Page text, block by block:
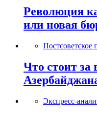
Революция
или новая
Постсоветское
Что стоит
Экспресс-